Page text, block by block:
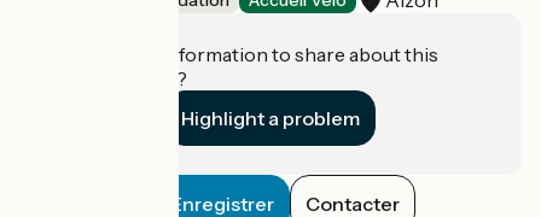
Do you have information to share about this
establishment?
Highlight a problem
Enregistrer Contacter